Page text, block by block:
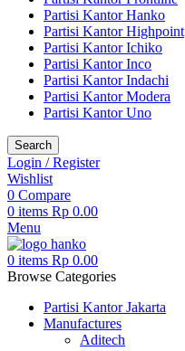
Partisi Kantor Hanko
Partisi Kantor Highpoint
Partisi Kantor Ichiko
Partisi Kantor Inco
Partisi Kantor Indachi
Partisi Kantor Modera
Partisi Kantor Uno
Search
Login / Register
Wishlist
0 Compare
0 items Rp 0.00
Menu
0 items Rp 0.00
Browse Categories
Partisi Kantor Jakarta
Manufactures
Aditech